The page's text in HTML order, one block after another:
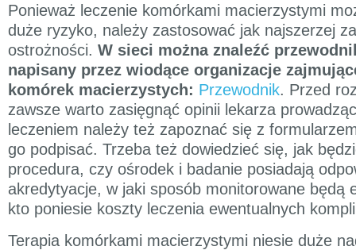
Ponieważ leczenie komórkami macierzystymi
duże ryzyko, należy zastosować jak najszerzej
ostrożności. W sieci można znaleźć
napisany przez wiodące organizacje
komórek macierzystych: Przewodnik. Przed
zawsze warto zasięgnąć opinii lekarza
leczeniem należy też zapoznać się z
go podpisać. Trzeba też dowiedzieć się, jak
procedura, czy ośrodek i badanie posiadają
akredytyacje, w jaki sposób monitorowane będą
kto poniesie koszty leczenia ewentualnych
Terapia komórkami macierzystymi niesie duże